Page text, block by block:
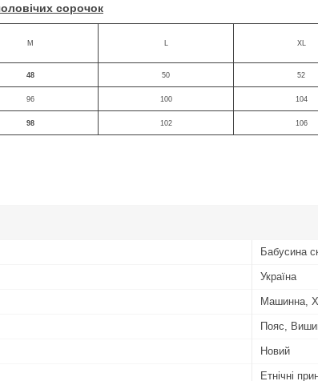
сорочок
M XL
48 50 52
96 100 104
98 102 106
Бабусина
Україна
Машинна,
Пояс,
Новий
Етнічні